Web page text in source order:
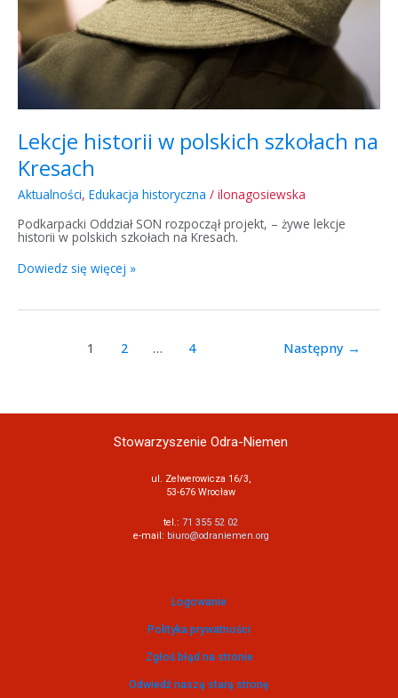
Lekcje historii w polskich szkołach na
Kresach
Aktualności, Edukacja historyczna / ilonagosiewska
Podkarpacki Oddział SON rozpoczął projekt, – żywe lekcje
historii w polskich szkołach na Kresach.
Dowiedz się więcej »
1 2 … 4 Następny →
Stowarzyszenie Odra-Niemen
ul. Zelwerowicza 16/3,
53-676 Wrocław
tel.: 71 355 52 02
e-mail: biuro@odraniemen.org
Logowanie
Polityka prywatności
Zgłoś błąd na stronie
Odwiedź naszą starą stronę